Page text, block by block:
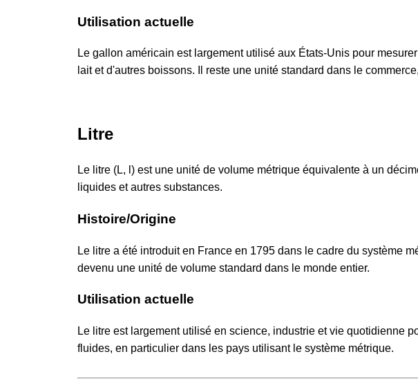
Utilisation actuelle
Le gallon américain est largement utilisé aux États-Unis pour
lait et d'autres boissons. Il reste une unité standard dans le
Litre
Le litre (L, l) est une unité de volume métrique équivalente à un
liquides et autres substances.
Histoire/Origine
Le litre a été introduit en France en 1795 dans le cadre du système
devenu une unité de volume standard dans le monde entier.
Utilisation actuelle
Le litre est largement utilisé en science, industrie et vie quotidienne
fluides, en particulier dans les pays utilisant le système métrique.